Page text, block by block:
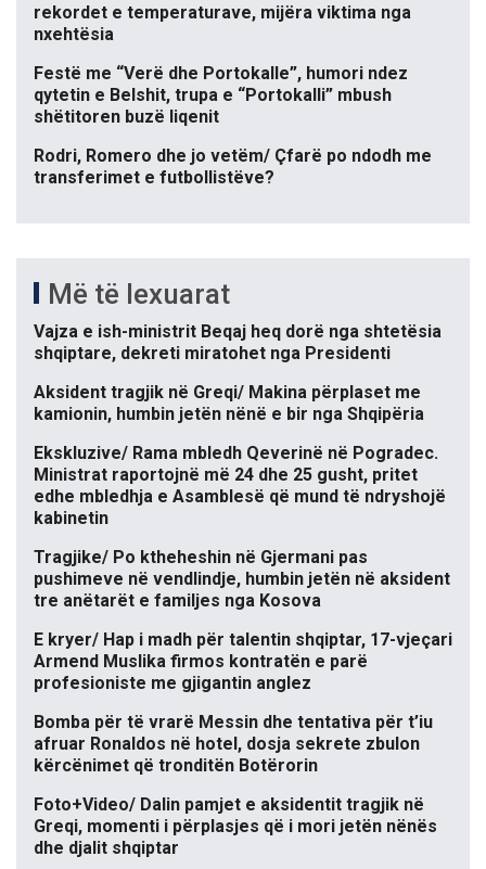
rekordet e temperaturave, mijëra viktima nga
nxehtësia
Festë me “Verë dhe Portokalle”, humori ndez
qytetin e Belshit, trupa e “Portokalli” mbush
shëtitoren buzë liqenit
Rodri, Romero dhe jo vetëm/ Çfarë po ndodh me
transferimet e futbollistëve?
Më të lexuarat
Vajza e ish-ministrit Beqaj heq dorë nga shtetësia
shqiptare, dekreti miratohet nga Presidenti
Aksident tragjik në Greqi/ Makina përplaset me
kamionin, humbin jetën nënë e bir nga Shqipëria
Ekskluzive/ Rama mbledh Qeverinë në Pogradec.
Ministrat raportojnë më 24 dhe 25 gusht, pritet
edhe mbledhja e Asamblesë që mund të ndryshojë
kabinetin
Tragjike/ Po ktheheshin në Gjermani pas
pushimeve në vendlindje, humbin jetën në aksident
tre anëtarët e familjes nga Kosova
E kryer/ Hap i madh për talentin shqiptar, 17-vjeçari
Armend Muslika firmos kontratën e parë
profesioniste me gjigantin anglez
Bomba për të vrarë Messin dhe tentativa për t’iu
afruar Ronaldos në hotel, dosja sekrete zbulon
kërcënimet që tronditën Botërorin
Foto+Video/ Dalin pamjet e aksidentit tragjik në
Greqi, momenti i përplasjes që i mori jetën nënës
dhe djalit shqiptar